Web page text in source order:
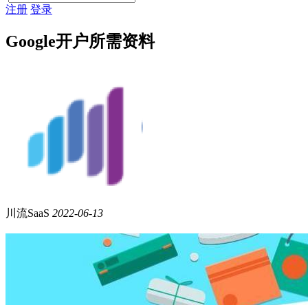
注册 登录
Google开户所需资料
川流SaaS 2022-06-13